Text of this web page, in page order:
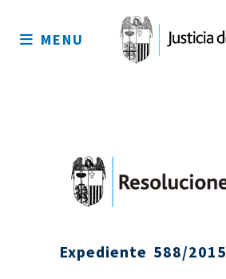
sitio
MENU
Expediente 588/2015